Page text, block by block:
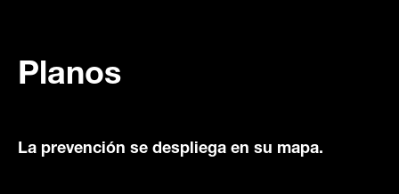
Planos
La prevención se despliega en su mapa.